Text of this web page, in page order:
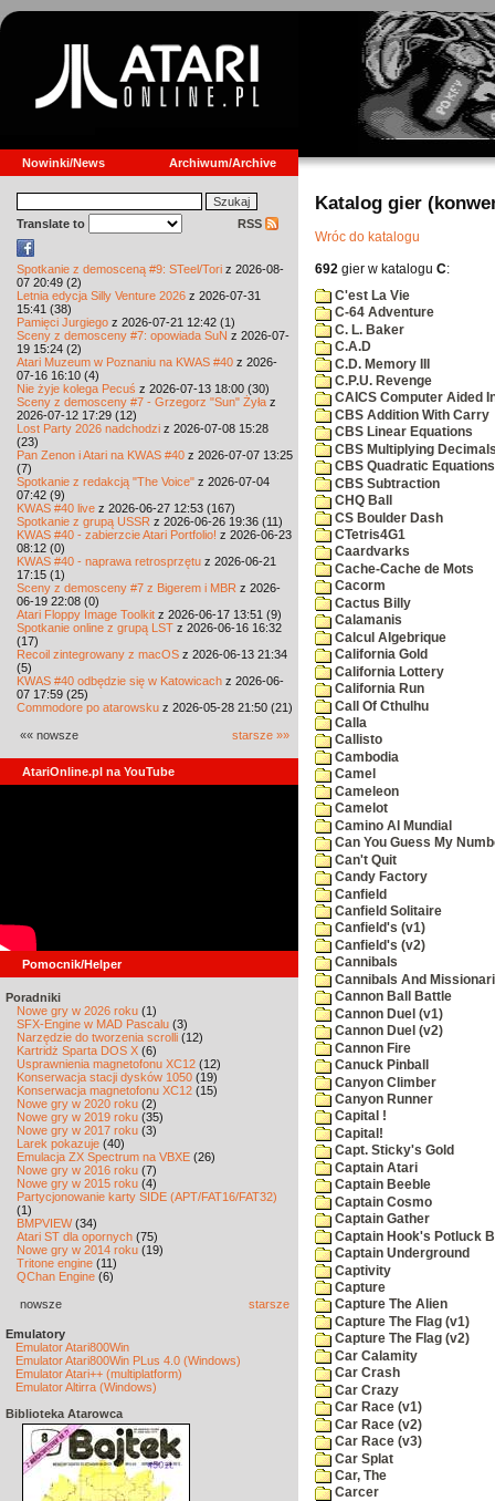
Nowinki/News Archiwum/Archive
Translate to RSS
Spotkanie z demosceną #9: STeel/Tori z 2026-08-
07 20:49 (2)
Letnia edycja Silly Venture 2026 z 2026-07-31
15:41 (38)
Pamięci Jurgiego z 2026-07-21 12:42 (1)
Sceny z demosceny #7: opowiada SuN z 2026-07-
19 15:24 (2)
Atari Muzeum w Poznaniu na KWAS #40 z 2026-
07-16 16:10 (4)
Nie żyje kolega Pecuś z 2026-07-13 18:00 (30)
Sceny z demosceny #7 - Grzegorz "Sun" Żyła z
2026-07-12 17:29 (12)
Lost Party 2026 nadchodzi z 2026-07-08 15:28
(23)
Pan Zenon i Atari na KWAS #40 z 2026-07-07 13:25
(7)
Spotkanie z redakcją "The Voice" z 2026-07-04
07:42 (9)
KWAS #40 live z 2026-06-27 12:53 (167)
Spotkanie z grupą USSR z 2026-06-26 19:36 (11)
KWAS #40 - zabierzcie Atari Portfolio! z 2026-06-23
08:12 (0)
KWAS #40 - naprawa retrosprzętu z 2026-06-21
17:15 (1)
Sceny z demosceny #7 z Bigerem i MBR z 2026-
06-19 22:08 (0)
Atari Floppy Image Toolkit z 2026-06-17 13:51 (9)
Spotkanie online z grupą LST z 2026-06-16 16:32
(17)
Recoil zintegrowany z macOS z 2026-06-13 21:34
(5)
KWAS #40 odbędzie się w Katowicach z 2026-06-
07 17:59 (25)
Commodore po atarowsku z 2026-05-28 21:50 (21)
«« nowsze starsze »»
AtariOnline.pl na YouTube
Pomocnik/Helper
Poradniki
Nowe gry w 2026 roku (1)
SFX-Engine w MAD Pascalu (3)
Narzędzie do tworzenia scrolli (12)
Kartridż Sparta DOS X (6)
Usprawnienia magnetofonu XC12 (12)
Konserwacja stacji dysków 1050 (19)
Konserwacja magnetofonu XC12 (15)
Nowe gry w 2020 roku (2)
Nowe gry w 2019 roku (35)
Nowe gry w 2017 roku (3)
Larek pokazuje (40)
Emulacja ZX Spectrum na VBXE (26)
Nowe gry w 2016 roku (7)
Nowe gry w 2015 roku (4)
Partycjonowanie karty SIDE (APT/FAT16/FAT32)
(1)
BMPVIEW(34)
Atari ST dla opornych (75)
Nowe gry w 2014 roku (19)
Tritone engine (11)
QChan Engine (6)
nowsze starsze
Emulatory
Emulator Atari800Win
Emulator Atari800Win PLus 4.0 (Windows)
Emulator Atari++ (multiplatform)
Emulator Altirra (Windows)
Biblioteka Atarowca
Katalog gier
Wróc do katalogu
692 gier w katalogu C:
C'est La Vie
C-64 Adventure
C. L. Baker
C.A.D
C.D. Memory III
C.P.U. Revenge
CAICS Computer Aided
CBS Addition With Carry
CBS Linear Equations
CBS Multiplying
CBS Quadratic Equations
CBS Subtraction
CHQ Ball
CS Boulder Dash
CTetris4G1
Caardvarks
Cache-Cache de Mots
Cacorm
Cactus Billy
Calamanis
Calcul Algebrique
California Gold
California Lottery
California Run
Call Of Cthulhu
Calla
Callisto
Cambodia
Camel
Cameleon
Camelot
Camino Al Mundial
Can You Guess My
Can't Quit
Candy Factory
Canfield
Canfield Solitaire
Canfield's (v1)
Canfield's (v2)
Cannibals
Cannibals And
Cannon Ball Battle
Cannon Duel (v1)
Cannon Duel (v2)
Cannon Fire
Canuck Pinball
Canyon Climber
Canyon Runner
Capital !
Capital!
Capt. Sticky's Gold
Captain Atari
Captain Beeble
Captain Cosmo
Captain Gather
Captain Hook's Potluck
Captain Underground
Captivity
Capture
Capture The Alien
Capture The Flag (v1)
Capture The Flag (v2)
Car Calamity
Car Crash
Car Crazy
Car Race (v1)
Car Race (v2)
Car Race (v3)
Car Splat
Car, The
Carcer